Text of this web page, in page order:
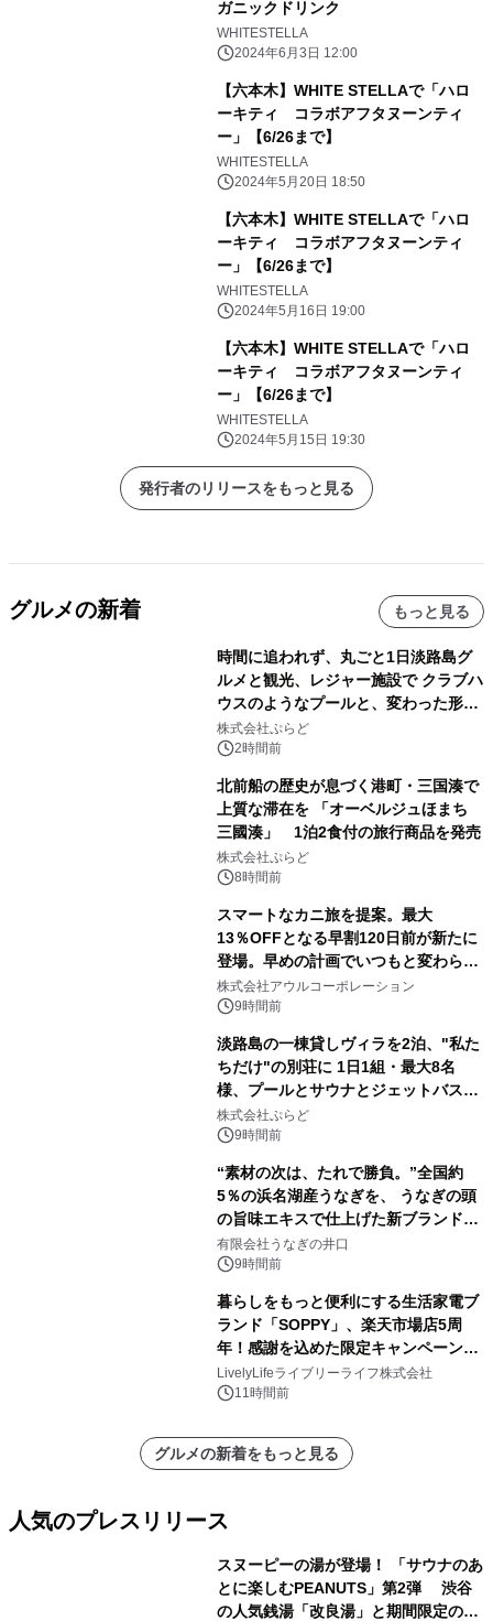
ガニックドリンク
WHITESTELLA
2024年6月3日 12:00
【六本木】WHITE STELLAで「ハロ
ーキティ コラボアフタヌーンティ
ー」【6/26まで】
WHITESTELLA
2024年5月20日 18:50
【六本木】WHITE STELLAで「ハロ
ーキティ コラボアフタヌーンティ
ー」【6/26まで】
WHITESTELLA
2024年5月16日 19:00
【六本木】WHITE STELLAで「ハロ
ーキティ コラボアフタヌーンティ
ー」【6/26まで】
WHITESTELLA
2024年5月15日 19:30
発行者のリリースをもっと見る
グルメの新着 もっと見る
時間に追われず、丸ごと1日淡路島グ
ルメと観光、レジャー施設で クラブハ
ウスのようなプールと、変わった形の
サウナも 「THE BOXY AWAJI」のお
得な素泊まり連泊プランで
株式会社ぷらど
2時間前
北前船の歴史が息づく港町・三国湊で
上質な滞在を 「オーベルジュほまち
三國湊」 1泊2食付の旅行商品を発売
株式会社ぷらど
8時間前
スマートなカニ旅を提案。最大
13％OFFとなる早割120日前が新たに
登場。早めの計画でいつもと変わらぬ
大人の冬旅を。ー夕日ヶ浦温泉「佳松
苑 別邸ふうか」ー
株式会社アウルコーポレーション
9時間前
淡路島の一棟貸しヴィラを2泊、"私た
ちだけ"の別荘に 1日1組・最大8名
様、プールとサウナとジェットバス付
きで Villa Mon Temps AWAJIの連泊
素泊りプラン
株式会社ぷらど
9時間前
“素材の次は、たれで勝負。”全国約
5％の浜名湖産うなぎを、 うなぎの頭
の旨味エキスで仕上げた新ブランド
「井口の誉」誕生
有限会社うなぎの井口
9時間前
暮らしをもっと便利にする生活家電ブ
ランド「SOPPY」、楽天市場店5周
年！感謝を込めた限定キャンペーンを
8月10日より開催
LivelyLifeライブリーライフ株式会社
11時間前
グルメの新着をもっと見る
人気のプレスリリース
スヌーピーの湯が登場！ 「サウナのあ
とに楽しむPEANUTS」第2弾 渋谷
の人気銭湯「改良湯」と期間限定のコ